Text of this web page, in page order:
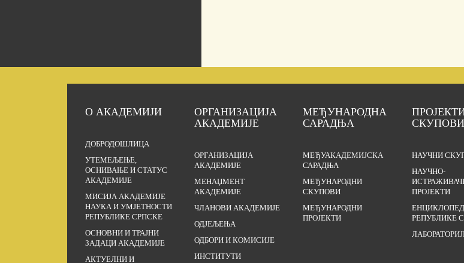
О АКАДЕМИЈИ
ДОБРОДОШЛИЦА
УТЕМЕЉЕЊЕ,
ОСНИВАЊЕ И СТАТУС
АКАДЕМИЈЕ
МИСИЈА АКАДЕМИЈЕ
НАУКА И УМЈЕТНОСТИ
РЕПУБЛИКЕ СРПСКЕ
ОСНОВНИ И ТРАЈНИ
ЗАДАЦИ АКАДЕМИЈЕ
АКТУЕЛНИ И
ОРГАНИЗАЦИЈА
АКАДЕМИЈЕ
ОРГАНИЗАЦИЈА
АКАДЕМИЈЕ
МЕНАЏМЕНТ
АКАДЕМИЈЕ
ЧЛАНОВИ АКАДЕМИЈЕ
ОДЈЕЉЕЊА
ОДБОРИ И КОМИСИЈЕ
ИНСТИТУТИ
МЕЂУНАРОДНА
САРАДЊА
МЕЂУАКАДЕМИЈСКА
САРАДЊА
МЕЂУНАРОДНИ
СКУПОВИ
МЕЂУНАРОДНИ
ПРОЈЕКТИ
СКУПОВИ
НАУЧНИ
НАУЧНО-
ПРОЈЕКТИ
РЕПУБЛИКЕ